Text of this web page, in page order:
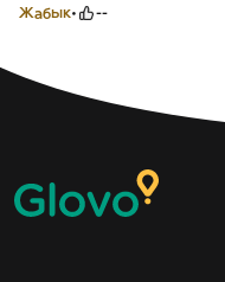
Жабык --